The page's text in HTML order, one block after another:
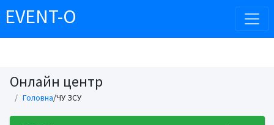
EVENT-O
Онлайн центр
Головна/ЧУ ЗСУ